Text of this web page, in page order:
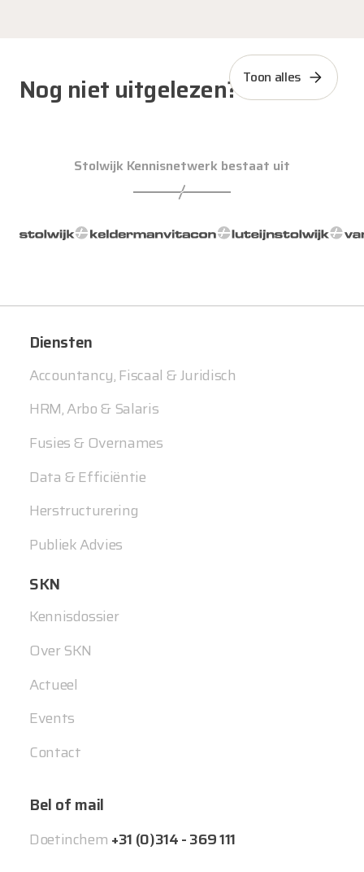
Nog niet uitgelezen? Toon alles
Stolwijk Kennisnetwerk bestaat uit
Diensten
Accountancy, Fiscaal & Juridisch
HRM, Arbo & Salaris
Fusies & Overnames
Data & Efficiëntie
Herstructurering
Publiek Advies
SKN
Kennisdossier
Over SKN
Actueel
Events
Contact
Bel of mail
Doetinchem +31 (0)314 - 369 111